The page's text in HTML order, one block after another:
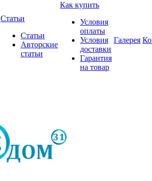
Статьи
Статьи
Авторские
статьи
Как купить
Условия
оплаты
Условия
доставки
Гарантия
на товар
Галерея